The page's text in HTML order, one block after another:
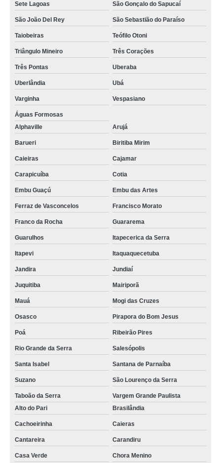
Sete Lagoas São Gonçalo do Sapucaí
São João Del Rey São Sebastião do Paraíso
Taiobeiras Teófilo Otoni
Triângulo Mineiro Três Corações
Três Pontas Uberaba
Uberlândia Ubá
Varginha Vespasiano
Águas Formosas
Alphaville
Arujá
Barueri Biritiba Mirim
Caieiras Cajamar
Carapicuíba Cotia
Embu Guaçú Embu das Artes
Ferraz de Vasconcelos Francisco Morato
Franco da Rocha Guararema
Guarulhos Itapecerica da Serra
Itapevi Itaquaquecetuba
Jandira Jundiaí
Juquitiba Mairiporã
Mauá Mogi das Cruzes
Osasco Pirapora do Bom Jesus
Poá Ribeirão Pires
Rio Grande da Serra Salesópolis
Santa Isabel Santana de Parnaíba
Suzano São Lourenço da Serra
Taboão da Serra
Vargem Grande Paulista
Alto do Pari
Brasilândia
Cachoeirinha Caieras
Cantareira Carandiru
Casa Verde Chora Menino